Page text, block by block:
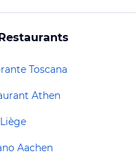
Toscana
Athen
Aachen